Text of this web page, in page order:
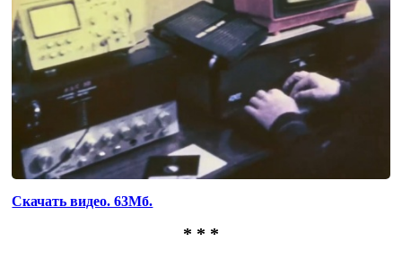
Скачать видео. 63Мб.
* * *